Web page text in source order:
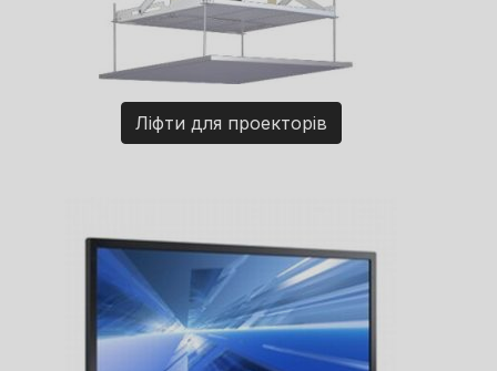
Ліфти для проекторів